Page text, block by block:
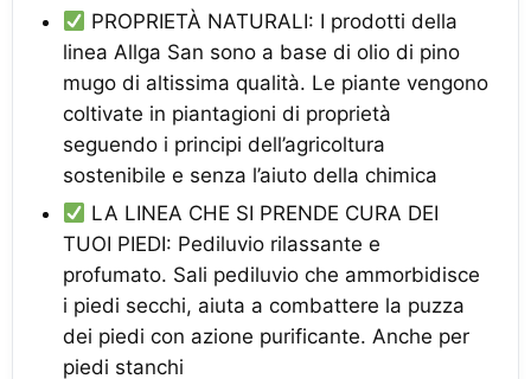
PROPRIETÀ NATURALI: I prodotti della
linea Allga San sono a base di olio di pino
mugo di altissima qualità. Le piante vengono
coltivate in piantagioni di proprietà
seguendo i principi dell’agricoltura
sostenibile e senza l’aiuto della chimica
LA LINEA CHE SI PRENDE CURA DEI
TUOI PIEDI: Pediluvio rilassante e
profumato. Sali pediluvio che ammorbidisce
i piedi secchi, aiuta a combattere la puzza
dei piedi con azione purificante. Anche per
piedi stanchi